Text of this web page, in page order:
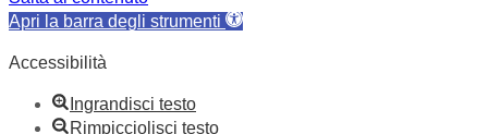
Apri la barra degli strumenti
Accessibilità
Ingrandisci testo
Rimpicciolisci testo